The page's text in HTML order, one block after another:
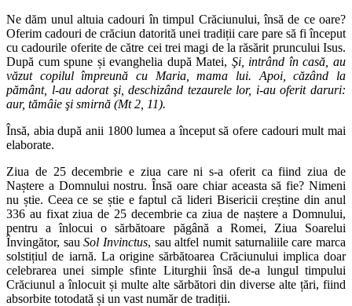
Ne dăm unul altuia cadouri în timpul Crăciunului, însă de ce oare?
Oferim cadouri de crăciun datorită unei tradiții care pare să fi început
cu cadourile oferite de către cei trei magi de la răsărit pruncului Isus.
După cum spune și evanghelia după Matei, Şi, intrând în casă, au
văzut copilul împreună cu Maria, mama lui. Apoi, căzând la
pământ, l-au adorat şi, deschizând tezaurele lor, i-au oferit daruri:
aur, tămâie şi smirnă (Mt 2, 11).
Însă, abia după anii 1800 lumea a început să ofere cadouri mult mai
elaborate.
Ziua de 25 decembrie e ziua care ni s-a oferit ca fiind ziua de
Naștere a Domnului nostru. Însă oare chiar aceasta să fie? Nimeni
nu știe. Ceea ce se știe e faptul că lideri Bisericii creștine din anul
336 au fixat ziua de 25 decembrie ca ziua de naștere a Domnului,
pentru a înlocui o sărbătoare păgână a Romei, Ziua Soarelui
Învingător, sauSol Invinctus, sau altfel numit saturnaliile care marca
solstițiul de iarnă. La origine sărbătoarea Crăciunului implica doar
celebrarea unei simple sfinte Liturghii însă de-a lungul timpului
Crăciunul a înlocuit și multe alte sărbători din diverse alte țări, fiind
absorbite totodată și un vast număr de tradiții.